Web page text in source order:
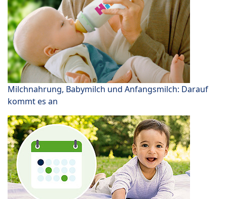
Milchnahrung, Babymilch und Anfangsmilch: Darauf
kommt es an